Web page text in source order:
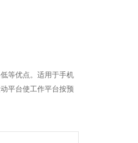
等优点。适用于手机
平台使工作平台按预